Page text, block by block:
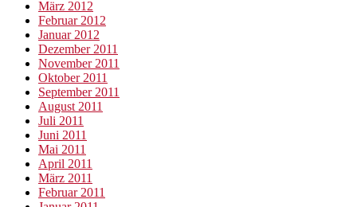
März 2012
Februar 2012
Januar 2012
Dezember 2011
November 2011
Oktober 2011
September 2011
August 2011
Juli 2011
Juni 2011
Mai 2011
April 2011
März 2011
Februar 2011